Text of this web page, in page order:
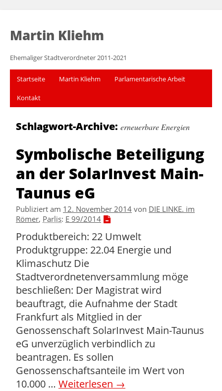
Martin Kliehm
Ehemaliger Stadtverordneter 2011-2021
Startseite Martin Kliehm Parlamentarische Arbeit
Kontakt
Schlagwort-Archive: erneuerbare Energien
Symbolische Beteiligung
an der SolarInvest Main-
Taunus eG
Publiziert am 12. November 2014 von DIE LINKE. im
Römer, Parlis: E 99/2014
Produktbereich: 22 Umwelt
Produktgruppe: 22.04 Energie und
Klimaschutz Die
Stadtverordnetenversammlung möge
beschließen: Der Magistrat wird
beauftragt, die Aufnahme der Stadt
Frankfurt als Mitglied in der
Genossenschaft SolarInvest Main-Taunus
eG unverzüglich verbindlich zu
beantragen. Es sollen
Genossenschaftsanteile im Wert von
10.000 … Weiterlesen →